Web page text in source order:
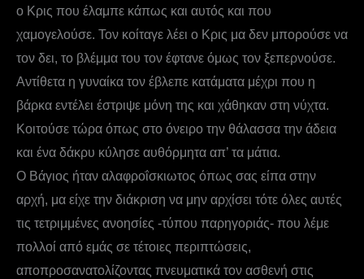
ο Κρις που έλαμπε κάπως και αυτός και που
χαμογελούσε. Τον κοίταγε λέει ο Κρις μα δεν μπορούσε να
τον δει, το βλέμμα του τον έφτανε όμως τον ξεπερνούσε.
Αντίθετα η γυναίκα τον έβλεπε κατάματα μέχρι που η
βάρκα εντέλει έστριψε μόνη της και χάθηκαν στη νύχτα.
Κοιτούσε τώρα όπως στο όνειρο την θάλασσα την άδεια
και ένα δάκρυ κύλησε αυθόρμητα απ’ τα μάτια.
Ο Βάγιος ήταν αλαφροΐσκιωτος όπως σας είπα στην
αρχή, μα είχε την διάκριση να μην αρχίσει τότε όλες αυτές
τις τετριμμένες ανοησίες -τύπου παρηγοριάς- που λέμε
πολλοί από εμάς σε τέτοιες περιπτώσεις,
αποπροσανατολίζοντας πνευματικά τον ασθενή στις